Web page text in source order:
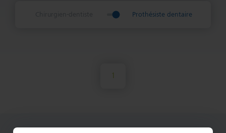
Prothésiste dentaire
1